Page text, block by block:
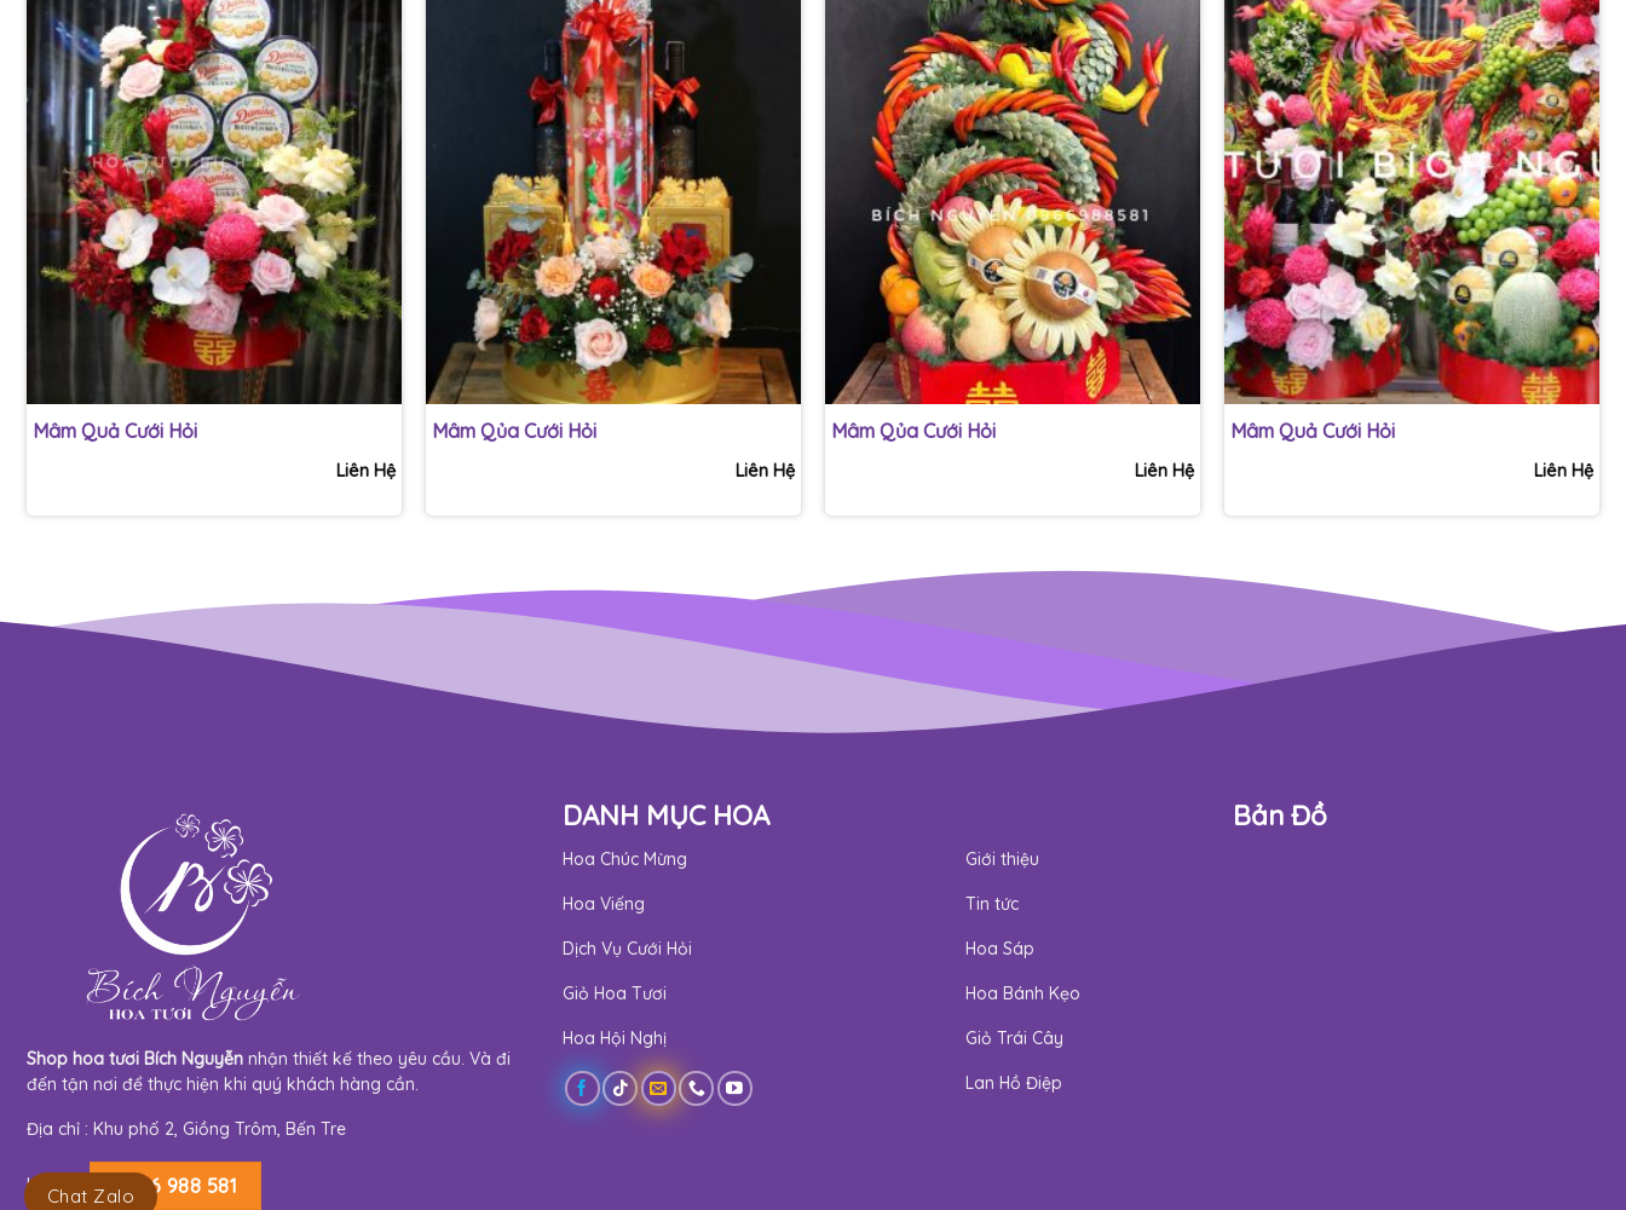
Mâm Quả Cưới Hỏi
Liên Hệ
+
Mâm Qủa Cưới Hỏi
Liên Hệ
+
Mâm Qủa Cưới Hỏi
Liên Hệ
+
Mâm Quả Cưới Hỏi
Liên Hệ
Shop hoa tươi Bích Nguyễn nhận thiết kế theo yêu cầu. Và đi
đến tận nơi để thực hiện khi quý khách hàng cần.
Địa chỉ : Khu phố 2, Giồng Trôm, Bến Tre
Hotline: 0966 988 581
DANH MỤC HOA
Hoa Chúc Mừng
Hoa Viếng
Dịch Vụ Cưới Hỏi
Giỏ Hoa Tươi
Hoa Hội Nghị
Giới thiệu
Tin tức
Hoa Sáp
Hoa Bánh Kẹo
Giỏ Trái Cây
Lan Hồ Điệp
Bản Đồ
Chat Zalo